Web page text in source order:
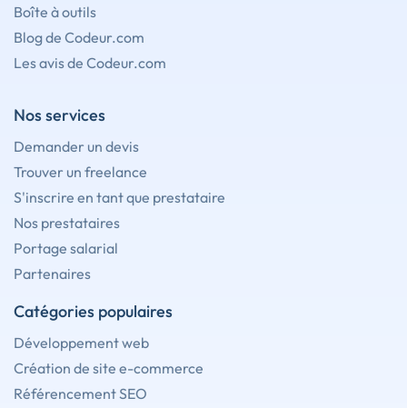
Boîte à outils
Blog de Codeur.com
Les avis de Codeur.com
Nos services
Demander un devis
Trouver un freelance
S'inscrire en tant que prestataire
Nos prestataires
Portage salarial
Partenaires
Catégories populaires
Développement web
Création de site e-commerce
Référencement SEO